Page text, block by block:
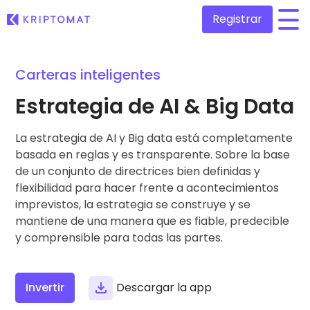
Todos los precios
Top de Ganadores y Perdedores
Encontrar oportunidades de inversión
Añadidos recientemente
Tokens recién añadidos a Kriptomat
Si hubiera comprado 100€ de…
…hoy valdría
Comprar y vender criptomonedas
Compra más de 300 criptomonedas
Intercambio de criptomonedas
Más de 1.000 opciones de emparejamiento
Carteras inteligentes
Una forma inteligente de invertir en criptomonedas
Un monedero de criptomonedas seguro y sencillo
Explorador de inversiones
Registrar
Carteras inteligentes
Estrategia de AI & Big Data
La estrategia de AI y Big data está completamente
basada en reglas y es transparente. Sobre la base
de un conjunto de directrices bien definidas y
flexibilidad para hacer frente a acontecimientos
imprevistos, la estrategia se construye y se
mantiene de una manera que es fiable, predecible
y comprensible para todas las partes.
Invertir Descargar la app